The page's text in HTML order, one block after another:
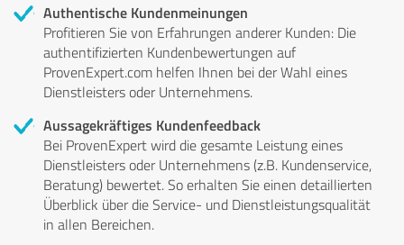
Authentische Kundenmeinungen
Profitieren Sie von Erfahrungen anderer Kunden: Die
authentifizierten Kundenbewertungen auf
ProvenExpert.com helfen Ihnen bei der Wahl eines
Dienstleisters oder Unternehmens.
Aussagekräftiges Kundenfeedback
Bei ProvenExpert wird die gesamte Leistung eines
Dienstleisters oder Unternehmens (z.B. Kundenservice,
Beratung) bewertet. So erhalten Sie einen detaillierten
Überblick über die Service- und Dienstleistungsqualität
in allen Bereichen.